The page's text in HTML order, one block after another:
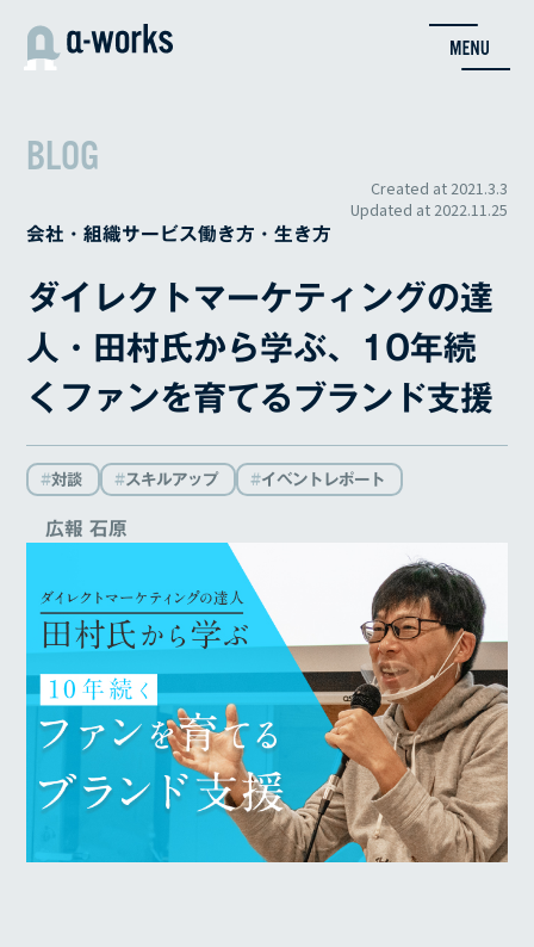
BLOG
Created at 2021.3.3
Updated at 2022.11.25
会社・組織サービス働き方・生き方
ダイレクトマーケティングの達
人・田村氏から学ぶ、10年続
くファンを育てるブランド支援
対談 スキルアップ イベントレポート
広報 石原